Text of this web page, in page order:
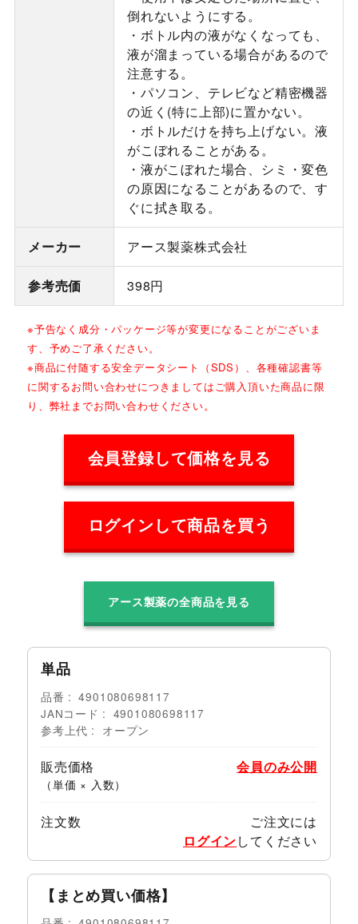
倒れないようにする。
・ボトル内の液がなくなっても、
液が溜まっている場合があるので
注意する。
・パソコン、テレビなど精密機器
の近く(特に上部)に置かない。
・ボトルだけを持ち上げない。液
がこぼれることがある。
・液がこぼれた場合、シミ・変色
の原因になることがあるので、す
ぐに拭き取る。
メーカー アース製薬株式会社
参考売価 398円
※予告なく成分・パッケージ等が変更になることがございま
す、予めご了承ください。
※商品に付随する安全データシート（SDS）、各種確認書等
に関するお問い合わせにつきましてはご購入頂いた商品に限
り、弊社までお問い合わせください。
会員登録して価格を見る
ログインして商品を買う
アース製薬の全商品を見る
単品
品番
4901080698117
JANコード
4901080698117
参考上代
オープン
販売価格
（単価 × 入数）
会員のみ公開
注文数
ご注文には
ログインしてください
【まとめ買い価格】